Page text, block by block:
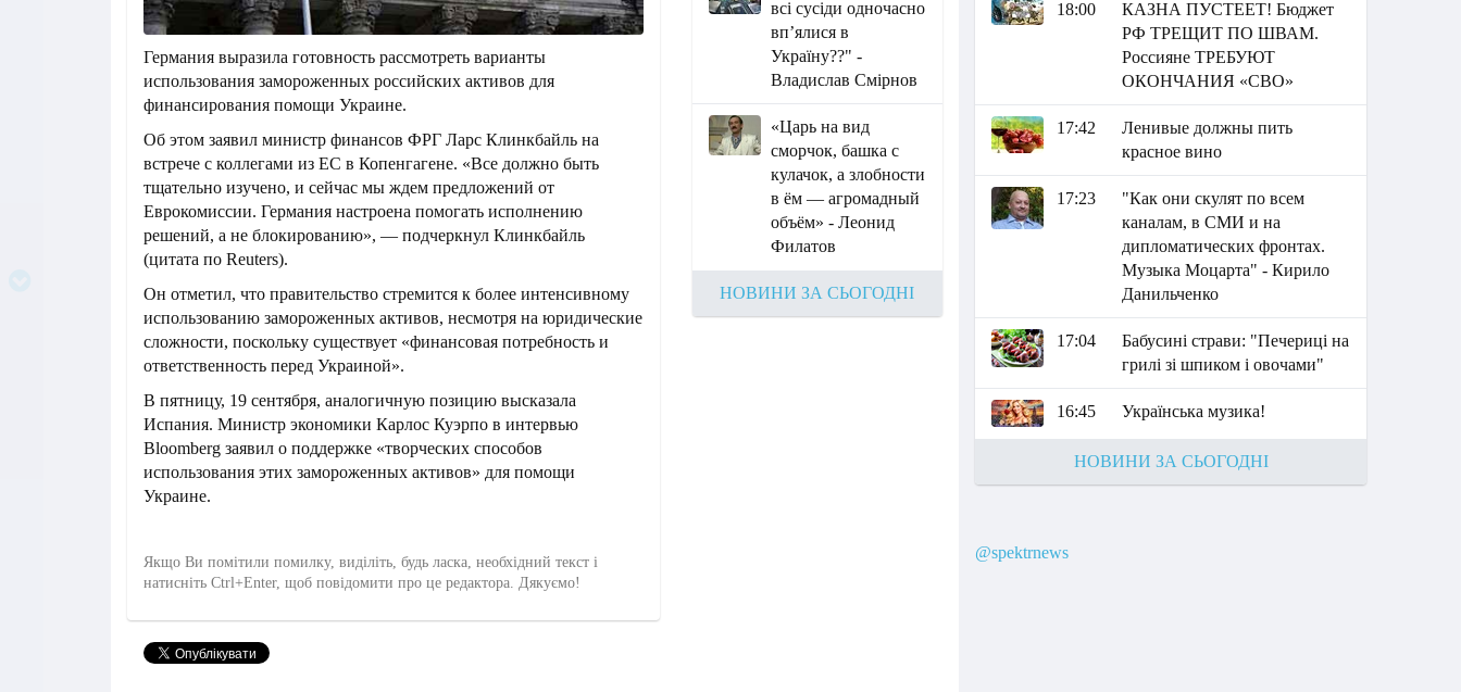
Германия выразила готовность рассмотреть варианты
использования замороженных российских активов для
финансирования помощи Украине.
Об этом заявил министр финансов ФРГ Ларс Клинкбайль на
встрече с коллегами из ЕС в Копенгагене. «Все должно быть
тщательно изучено, и сейчас мы ждем предложений от
Еврокомиссии. Германия настроена помогать исполнению
решений, а не блокированию», — подчеркнул Клинкбайль
(цитата по Reuters).
Он отметил, что правительство стремится к более интенсивному
использованию замороженных активов, несмотря на юридические
сложности, поскольку существует «финансовая потребность и
ответственность перед Украиной».
В пятницу, 19 сентября, аналогичную позицию высказала
Испания. Министр экономики Карлос Куэрпо в интервью
Bloomberg заявил о поддержке «творческих способов
использования этих замороженных активов» для помощи
Украине.
Якщо Ви помітили помилку, виділіть, будь ласка, необхідний текст і
натисніть Ctrl+Enter, щоб повідомити про це редактора. Дякуємо!
всі сусіди одночасно
вп’ялися в
Україну??" -
Владислав Смірнов
«Царь на вид
сморчок, башка с
кулачок, а злобности
в ём — агромадный
объём» - Леонид
Филатов
НОВИНИ ЗА СЬОГОДНІ
18:00
КАЗНА ПУСТЕЕТ! Бюджет
РФ ТРЕЩИТ ПО ШВАМ.
Россияне ТРЕБУЮТ
ОКОНЧАНИЯ «СВО»
17:42
Ленивые должны пить
красное вино
17:23
"Как они скулят по всем
каналам, в СМИ и на
дипломатических фронтах.
Музыка Моцарта" - Кирило
Данильченко
17:04
Бабусині страви: "Печериці на
грилі зі шпиком і овочами"
16:45 Українська музика!
НОВИНИ ЗА СЬОГОДНІ
@spektrnews